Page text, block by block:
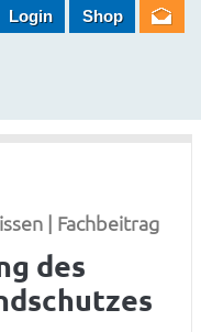
Login Shop
| Fachbeitrag
des